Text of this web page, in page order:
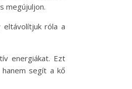
megújuljon.
róla a
energiákat. Ezt
segít a kő